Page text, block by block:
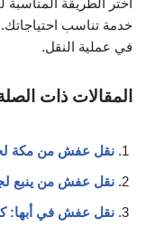
اختر الطريقة
خدمة تناسب احتياجاتك.
في عملية النقل.
المقالات ذات
نقل عفش من مكة
نقل عفش من ينبع
نقل عفش في أبها: